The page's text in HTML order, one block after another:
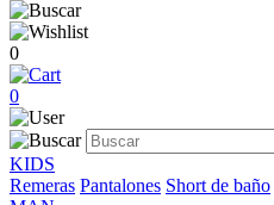
0
0
KIDS
Remeras Pantalones Short de baño